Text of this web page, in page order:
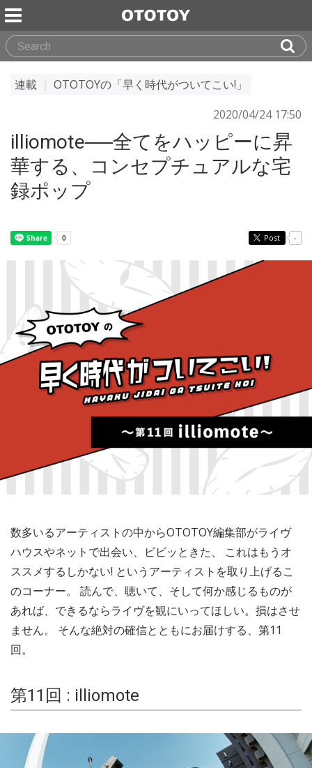
連載
OTOTOYの「早く時代がついてこい!」
2020/04/24 17:50
illiomote──全てをハッピーに昇
華する、コンセプチュアルな宅
録ポップ
Post -
数多いるアーティストの中からOTOTOY編集部がライヴ
ハウスやネットで出会い、ビビッときた、 これはもうオ
ススメするしかない! というアーティストを取り上げるこ
のコーナー。 読んで、聴いて、そして何か感じるものが
あれば、できるならライヴを観にいってほしい。損はさせ
ません。 そんな絶対の確信とともにお届けする、第11
回。
第11回 : illiomote